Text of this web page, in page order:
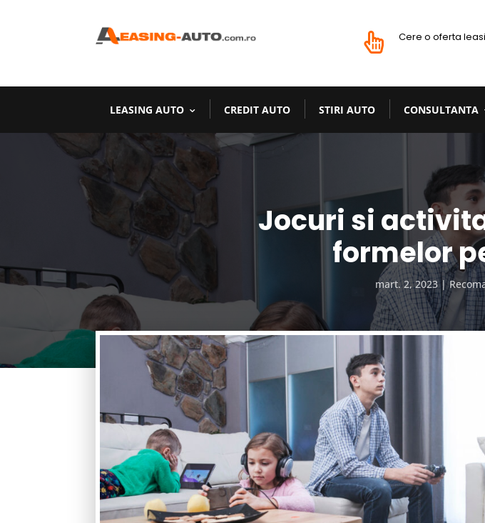
 Cere o oferta
LEASING AUTO CREDIT AUTO STIRI AUTO CONSULTANTA
Jocuri si
formelor
mart. 2, 2023